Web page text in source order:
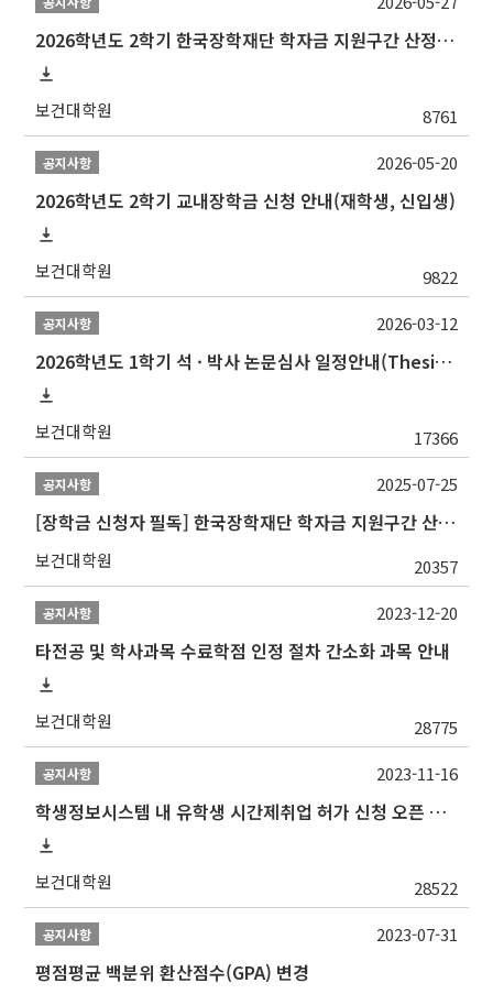
2026학년도 2학기 한국장학재단 학자금 지원구간 산정 신청 안내
보건대학원 8761
공지사항
2026학년도 2학기 교내장학금 신청 안내(재학생, 신입생)
보건대학원 9822
2026-05-20
공지사항
2026학년도 1학기 석 · 박사 논문심사 일정안내(Thesis Defense Schedules)
보건대학원 17366
2026-03-12
공지사항
[장학금 신청자 필독] 한국장학재단 학자금 지원구간 산정 권고
보건대학원 20357
2025-07-25
공지사항
타전공 및 학사과목 수료학점 인정 절차 간소화 과목 안내
보건대학원 28775
2023-12-20
공지사항
학생정보시스템 내 유학생 시간제취업 허가 신청 오픈 안내
보건대학원 28522
2023-11-16
공지사항
평점평균 백분위 환산점수(GPA) 변경
2023-07-31